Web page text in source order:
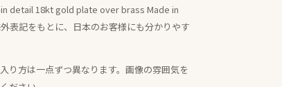
detail 18kt gold plate over brass Made in
表記をもとに、日本のお客様にも分かりやす
り方は一点ずつ異なります。画像の雰囲気を